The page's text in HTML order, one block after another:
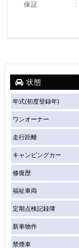
保証
状態
年式(初度登録年)
ワンオーナー
走行距離
キャンピングカー
修復歴
福祉車両
定期点検記録簿
新車物件
禁煙車